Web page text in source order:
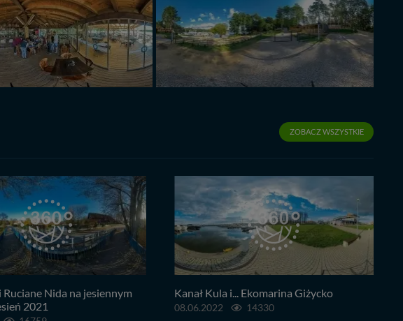
ZOBACZ WSZYSTKIE
Nida na jesiennym
2021
Kanał Kula i... Ekomarina Giżycko
08.06.2022 14330